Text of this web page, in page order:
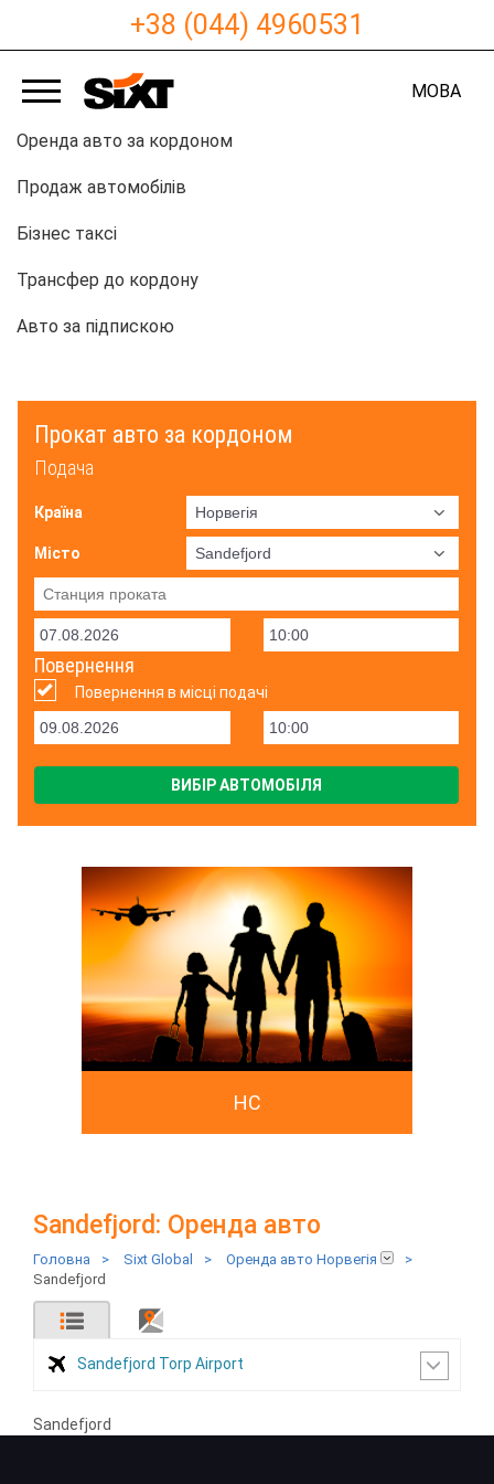
+38 (044) 4960531
МОВА
Оренда авто за кордоном
Продаж автомобілів
Бізнес таксі
Трансфер до кордону
Авто за підпискою
Прокат авто за кордоном
Подача
Країна
Місто
Повернення
Повернення в місці подачі
ВИБІР АВТОМОБІЛЯ
HC
Sandefjord: Оренда авто
Головна > Sixt Global > Оренда авто Норвегія
>
Sandefjord
Sandefjord Torp Airport
Sandefjord